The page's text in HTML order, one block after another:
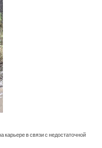
карьере в связи с недостаточной